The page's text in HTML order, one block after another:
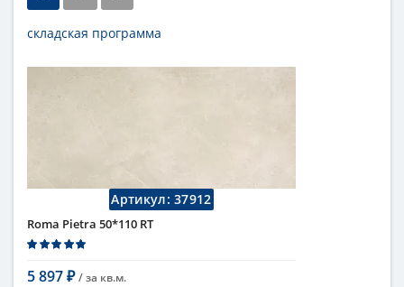
складская программа
Fap Ceramiche
Артикул:37912
Roma Pietra 50*110 RT
5 897 ₽ / за кв.м.